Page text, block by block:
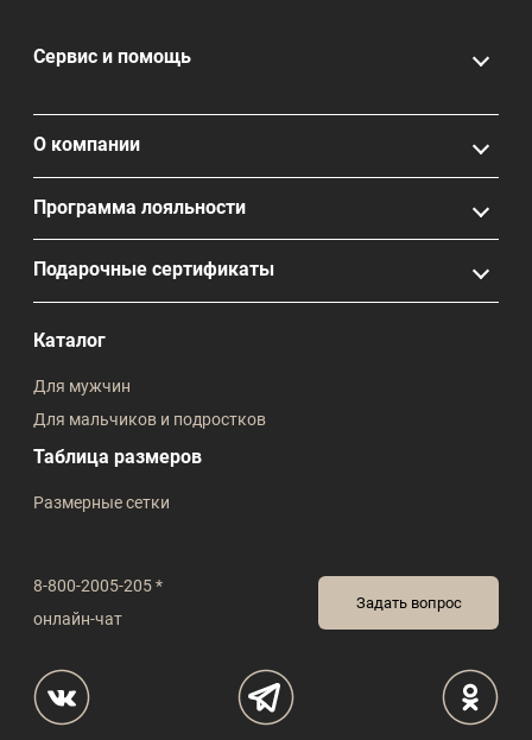
8-800-2005-205 *
онлайн-чат
Задать вопрос
Сервис и помощь
О компании
Программа лояльности
Подарочные сертификаты
Каталог
Для мужчин
Для мальчиков и подростков
Таблица размеров
Размерные сетки